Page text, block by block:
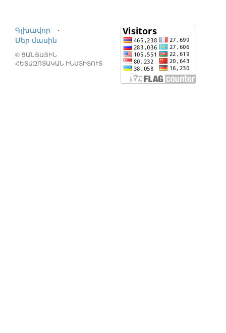
Գլխավոր
⋅
Մեր մասին
© ՑԱՆՑԱՅԻՆ
ՀԵՏԱԶՈՏԱԿԱՆ ԻՆՍՏԻՏՈՒՏ